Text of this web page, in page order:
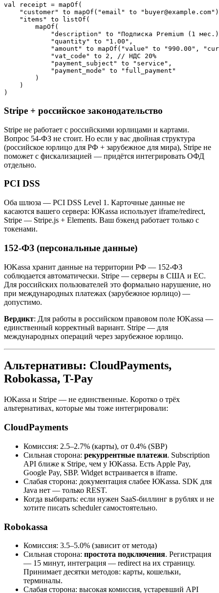
val receipt = mapOf(
"customer" to mapOf("email" to
    "items" to listOf(
        mapOf(
"description" to "Подписка Premium (1
            "quantity" to "1.00",
"amount" to mapOf("value" to "990.00",
            "vat_code" to 2, // НДС 20%
            "payment_subject" to "service",
            "payment_mode" to "full_payment"
        )
    )
Stripe + российское законодательство
Stripe не работает с российскими юрлицами и картами.
Вопрос 54-ФЗ не стоит. Но если у вас двойная структура
(российское юрлицо для РФ + зарубежное для мира), Stripe не
поможет с фискализацией — придётся интегрировать ОФД
отдельно.
PCI DSS
Оба шлюза — PCI DSS Level 1. Карточные данные не
касаются вашего сервера: ЮKassa использует iframe/redirect,
Stripe — Stripe.js + Elements. Ваш бэкенд работает только с
токенами.
152-ФЗ (персональные данные)
ЮKassa хранит данные на территории РФ — 152-ФЗ
соблюдается автоматически. Stripe — серверы в США и ЕС.
Для российских пользователей это формально нарушение, но
при международных платежах (зарубежное юрлицо) —
допустимо.
Вердикт: Для работы в российском правовом поле ЮKassa —
единственный корректный вариант. Stripe — для
международных операций через зарубежное юрлицо.
Альтернативы: CloudPayments,
Robokassa, T-Pay
ЮKassa и Stripe — не единственные. Коротко о трёх
альтернативах, которые мы тоже интегрировали:
CloudPayments
Комиссия: 2.5–2.7% (карты), от 0.4% (SBP)
Сильная сторона: рекуррентные платежи. Subscription
API ближе к Stripe, чем у ЮKassa. Есть Apple Pay,
Google Pay, SBP. Widget встраивается в iframe.
Слабая сторона: документация слабее ЮKassa. SDK для
Java нет — только REST.
Когда выбирать: если нужен SaaS-биллинг в рублях и не
хотите писать scheduler самостоятельно.
Robokassa
Комиссия: 3.5–5.0% (зависит от метода)
Сильная сторона: простота подключения. Регистрация
— 15 минут, интеграция — redirect на их страницу.
Принимает десятки методов: карты, кошельки,
терминалы.
Слабая сторона: высокая комиссия, устаревший API